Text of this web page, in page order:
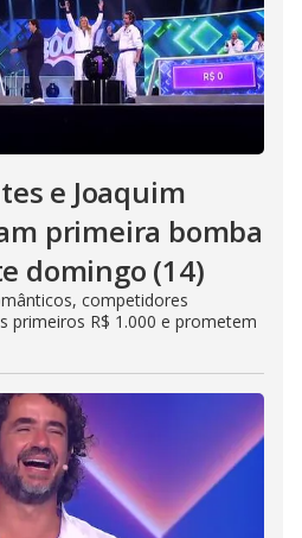
e Joaquim
primeira bomba
domingo (14)
competidores
primeiros R$ 1.000 e prometem